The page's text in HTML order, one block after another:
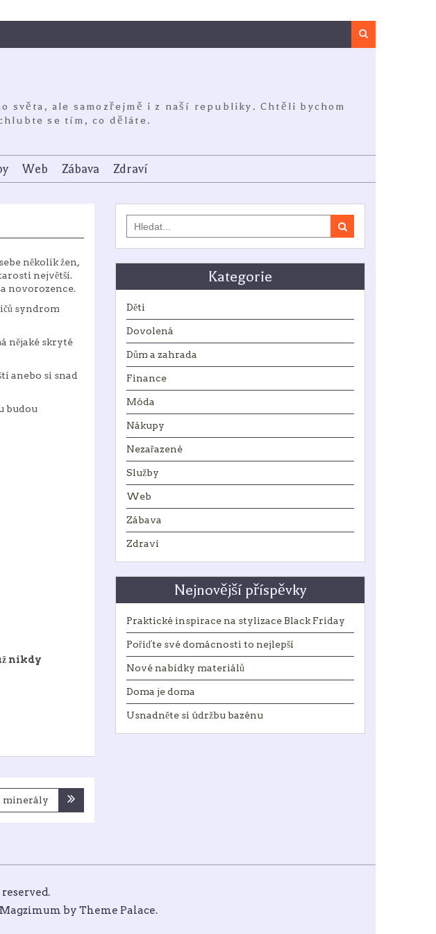
ale samozřejmě i z naší republiky. Chtěli bychom
se tím, co děláte.
Web Zábava Zdraví
několik žen,
největší.
novorozence.
syndrom
nějaké skryté
anebo si snad
budou
nikdy
minerály
for:
Kategorie
Děti
Dovolená
Dům a zahrada
Finance
Móda
Nákupy
Nezařazené
Služby
Web
Zábava
Zdraví
Nejnovější příspěvky
Praktické inspirace na stylizace Black Friday
Pořiďte své domácnosti to nejlepší
Nové nabídky materiálů
Doma je doma
Usnadněte si údržbu bazénu
by Theme Palace.